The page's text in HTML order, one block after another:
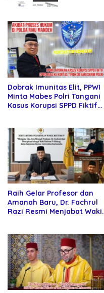
Dobrak Imunitas Elit, PPWI
Minta Mabes Polri Tangani
Kasus Korupsi SPPD Fiktif
Raih Gelar Profesor dan
Amanah Baru, Dr. Fachrul
Razi Resmi Menjabat Wakil